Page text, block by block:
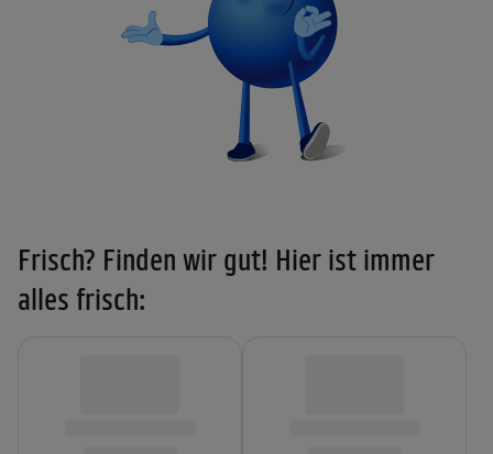
Frisch? Finden wir gut! Hier ist immer
alles frisch: